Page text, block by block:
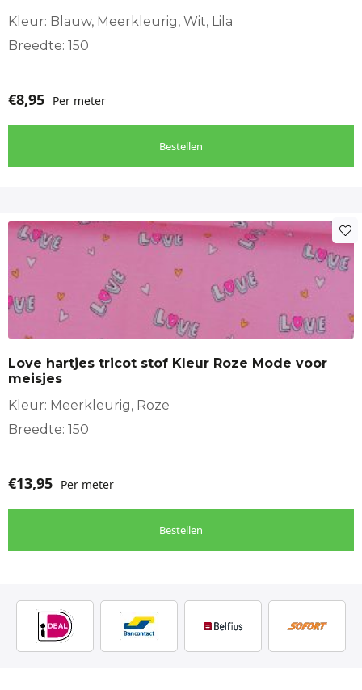
Kleur: Blauw, Meerkleurig, Wit, Lila
Breedte: 150
€8,95 Per meter
Bestellen
Love hartjes tricot stof Kleur Roze Mode voor
meisjes
Kleur: Meerkleurig, Roze
Breedte: 150
€13,95 Per meter
Bestellen